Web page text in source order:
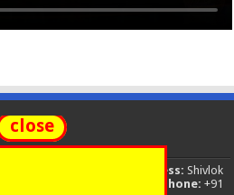
Address: Shivlok
Uttarakhand, 248001, India
Phone: +91
close